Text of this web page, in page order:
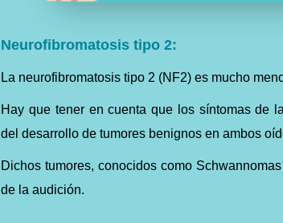
Neurofibromatosis tipo 2:
La neurofibromatosis tipo 2 (NF2) es mucho
Hay que tener en cuenta que los síntomas de
del desarrollo de tumores benignos en ambos
Dichos tumores, conocidos como
de la audición.